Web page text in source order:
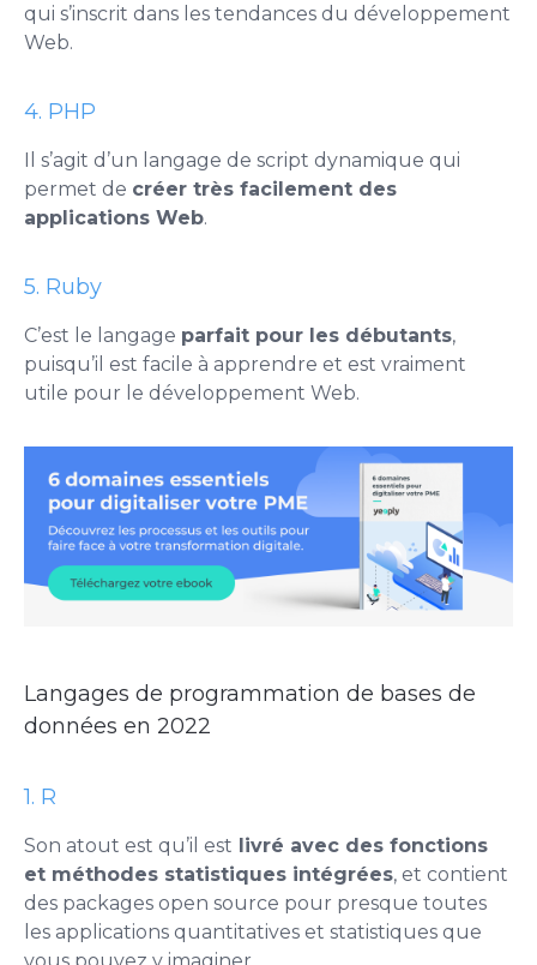
qui s’inscrit dans les tendances du développement
Web.
4. PHP
Il s’agit d’un langage de script dynamique qui
permet de créer très facilement des
applications Web.
5. Ruby
C’est le langage parfait pour les débutants,
puisqu’il est facile à apprendre et est vraiment
utile pour le développement Web.
Langages de programmation de bases de
données en 2022
1. R
Son atout est qu’il est livré avec des fonctions
et méthodes statistiques intégrées, et contient
des packages open source pour presque toutes
les applications quantitatives et statistiques que